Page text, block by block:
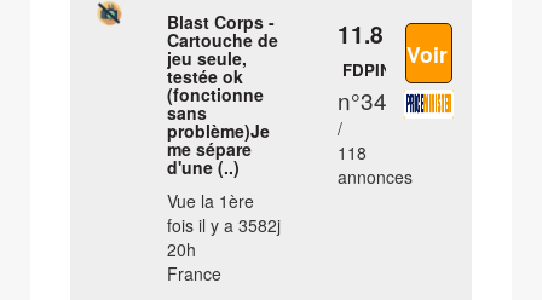
Blast Corps -
Cartouche de
jeu seule,
testée ok
(fonctionne
sans
problème)Je
me sépare
d'une (..)
Vue la 1ère
fois il y a 3582j
20h
France
11.8 €
FDPIN
n°34
/
118
annonces